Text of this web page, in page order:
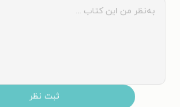
ثبت نظر